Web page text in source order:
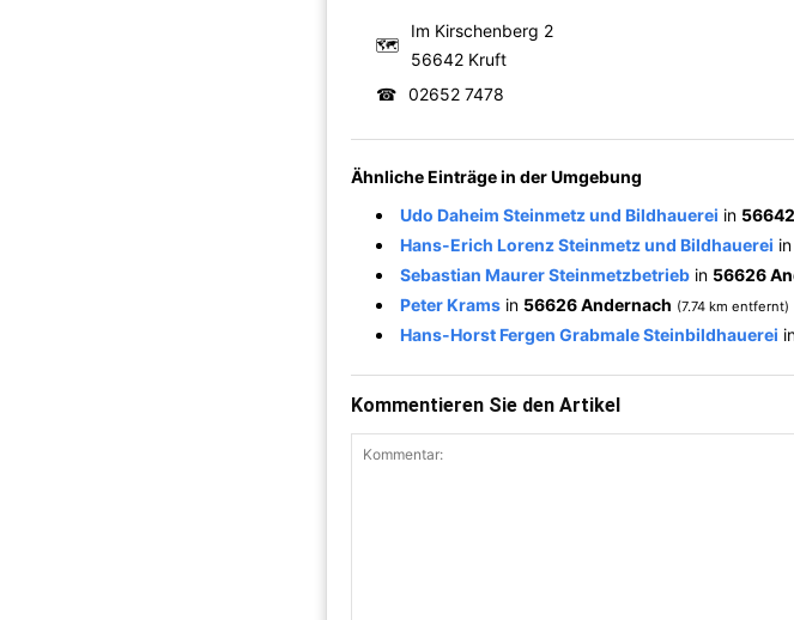
🗺
Im Kirschenberg 2
56642 Kruft
☎ 02652 7478
Ähnliche Einträge in der Umgebung
Udo Daheim Steinmetz und Bildhauerei in
Hans-Erich Lorenz Steinmetz und Bildhauerei in
Sebastian Maurer Steinmetzbetrieb in 56626
Peter Krams in 56626 Andernach (7.74 km entfernt)
Hans-Horst Fergen Grabmale Steinbildhauerei
Kommentieren Sie den Artikel